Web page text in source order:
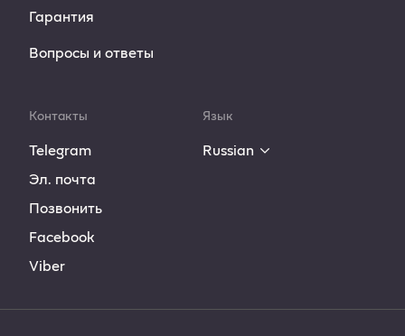
Гарантия
Вопросы и ответы
Контакты
Telegram
Эл. почта
Позвонить
Facebook
Viber
Язык
Russian